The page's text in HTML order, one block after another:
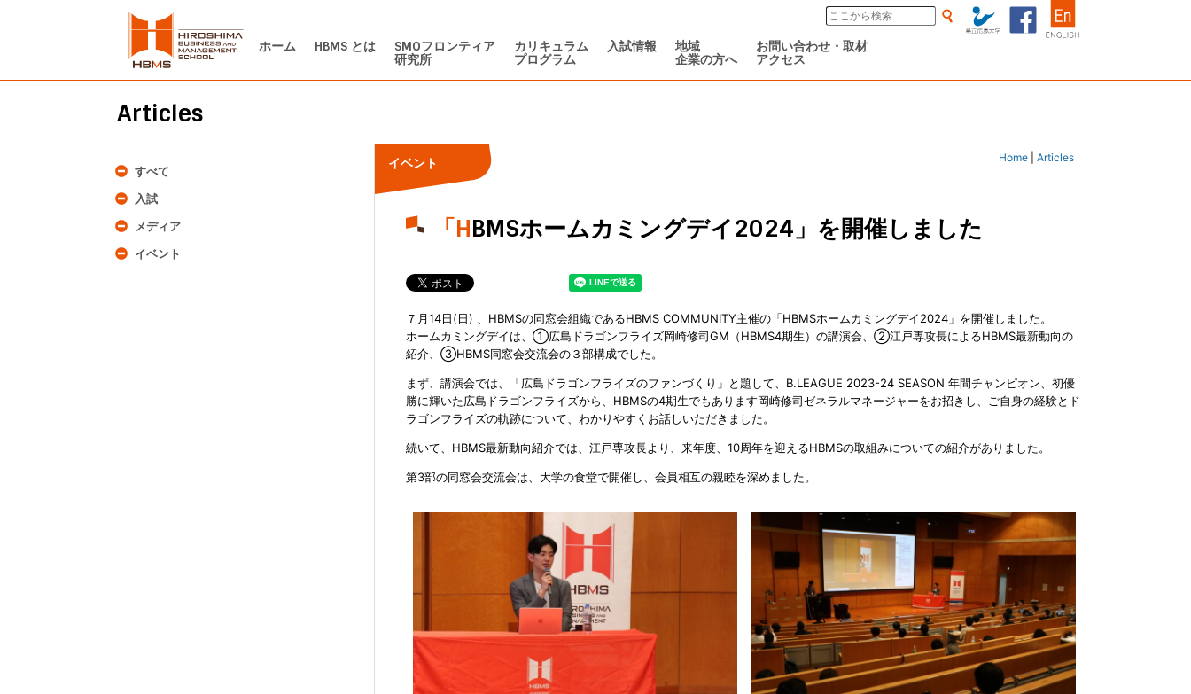
ホーム HBMS とは
SMOフロンティア
研究所
カリキュラム
プログラム
入試情報
地域
企業の方へ
お問い合わせ・取材
アクセス
Articles
すべて
入試
メディア
イベント
Home Articles
イベント
「HBMSホームカミングデイ2024」を開催しました
７月14日(日) 、HBMSの同窓会組織であるHBMS COMMUNITY主催の「HBMSホームカミングデイ2024」を開催しました。
ホームカミングデイは、①広島ドラゴンフライズ岡崎修司GM（HBMS4期生）の講演会、②江戸専攻長によるHBMS最新動向の
紹介、③HBMS同窓会交流会の３部構成でした。
まず、講演会では、「広島ドラゴンフライズのファンづくり」と題して、B.LEAGUE 2023-24 SEASON 年間チャンピオン、初優
勝に輝いた広島ドラゴンフライズから、HBMSの4期生でもあります岡崎修司ゼネラルマネージャーをお招きし、ご自身の経験とド
ラゴンフライズの軌跡について、わかりやすくお話しいただきました。
続いて、HBMS最新動向紹介では、江戸専攻長より、来年度、10周年を迎えるHBMSの取組みについての紹介がありました。
第3部の同窓会交流会は、大学の食堂で開催し、会員相互の親睦を深めました。